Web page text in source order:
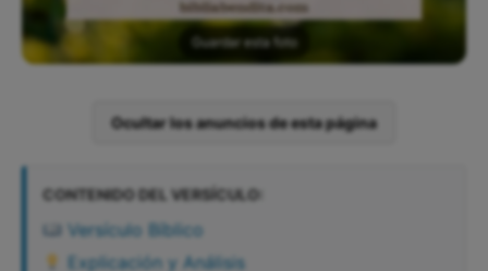
Guardar esta foto
Ocultar los anuncios de esta página
CONTENIDO DEL VERSÍCULO:
Versículo Bíblico
Explicación y Análisis